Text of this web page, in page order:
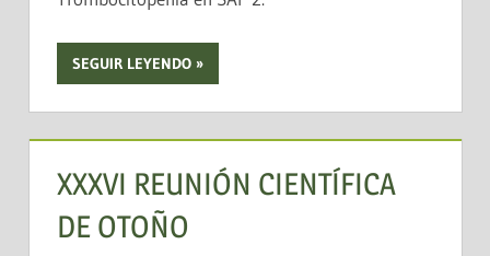
SEGUIR LEYENDO
XXXVI REUNIÓN CIENTÍFICA
DE OTOÑO